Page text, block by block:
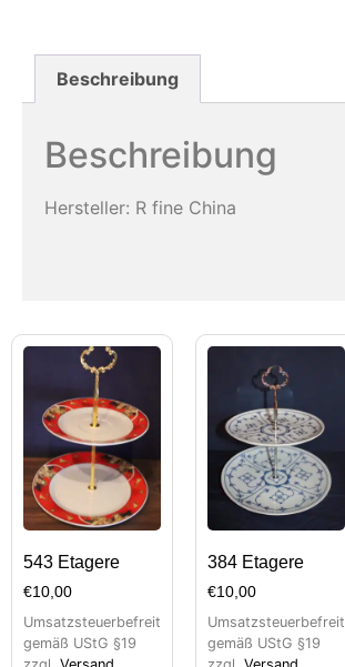
Beschreibung
Beschreibung
Hersteller: R fine China
543 Etagere
€10,00
Umsatzsteuerbefreit
gemäß UStG §19
384 Etagere
€10,00
Umsatzsteuerbefreit
gemäß UStG §19